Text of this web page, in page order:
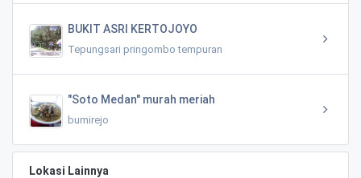
BUKIT ASRI KERTOJOYO
Tepungsari pringombo tempuran
"Soto Medan" murah meriah
bumirejo
Lokasi Lainnya